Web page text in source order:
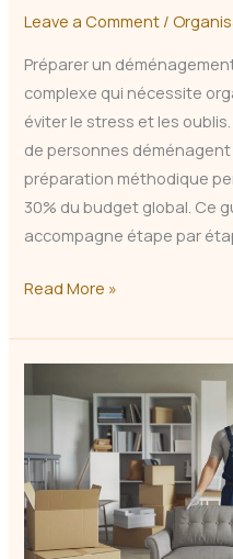
Leave a Comment /
Préparer un
complexe qui nécessite
éviter le stress et les oublis.
de personnes
préparation méthodique
30% du budget global. Ce
accompagne étape par
Comment
Préparer
Déménagement
Guide
Complet
2026
Read More »